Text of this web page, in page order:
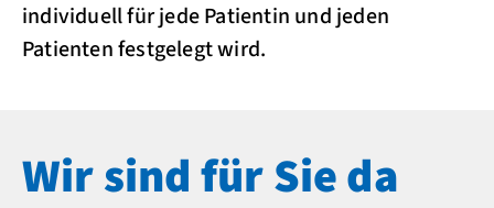
individuell für jede Patientin und jeden
Patienten festgelegt wird.
Wir sind für Sie da